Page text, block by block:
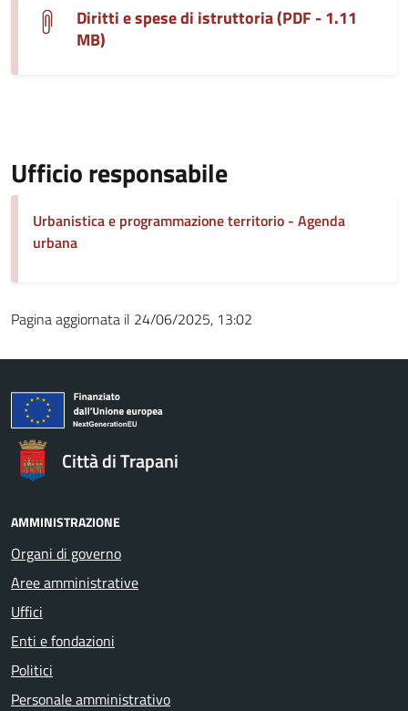
Diritti e spese di istruttoria (PDF - 1.11
MB)
Ufficio responsabile
Urbanistica e programmazione territorio - Agenda
urbana
Pagina aggiornata il 24/06/2025, 13:02
Città di Trapani
AMMINISTRAZIONE
Organi di governo
Aree amministrative
Uffici
Enti e fondazioni
Politici
Personale amministrativo